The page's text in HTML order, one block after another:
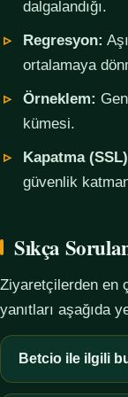
dalgalandığı.
Regresyon:
ortalamaya
Örneklem:
kümesi.
Kapatma
güvenlik
Sıkça
Ziyaretçilerden en
yanıtları aşağıda
Betcio ile ilgili
Bu sayfada